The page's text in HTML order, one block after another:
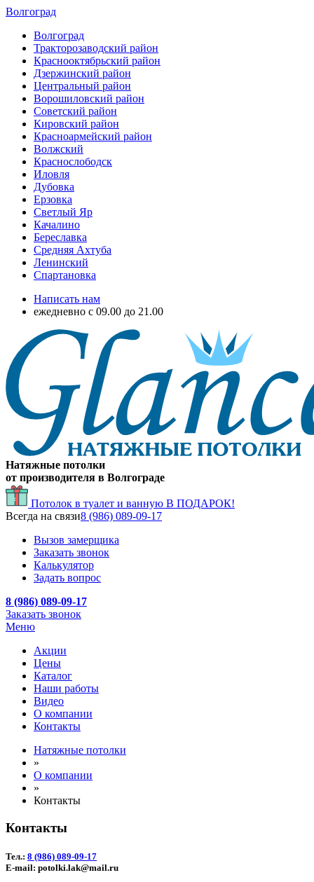
Волгоград
Волгоград
Тракторозаводский район
Краснооктябрьский район
Дзержинский район
Центральный район
Ворошиловский район
Советский район
Кировский район
Красноармейский район
Волжский
Краснослободск
Иловля
Дубовка
Ерзовка
Светлый Яр
Качалино
Береславка
Средняя Ахтуба
Ленинский
Спартановка
Написать нам
ежедневно с 09.00 до 21.00
Натяжные потолки
от производителя в Волгограде
Потолок в туалет и ванную В ПОДАРОК!
Всегда на связи8 (986) 089-09-17
Вызов замерщика
Заказать звонок
Калькулятор
Задать вопрос
8 (986) 089-09-17
Заказать звонок
Меню
Акции
Цены
Каталог
Наши работы
Видео
О компании
Контакты
Натяжные потолки
»
О компании
»
Контакты
Контакты
Тел.: 8 (986) 089-09-17
E-mail: potolki.lak@mail.ru